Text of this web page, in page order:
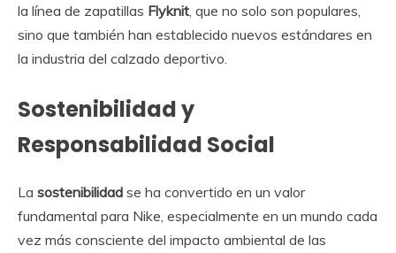
la línea de zapatillas Flyknit , que no solo son populares,
sino que también han establecido nuevos estándares en
la industria del calzado deportivo.
Sostenibilidad y
Responsabilidad Social
La sostenibilidad se ha convertido en un valor
fundamental para Nike, especialmente en un mundo cada
vez más consciente del impacto ambiental de las